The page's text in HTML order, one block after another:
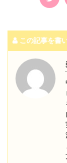
この記事を書